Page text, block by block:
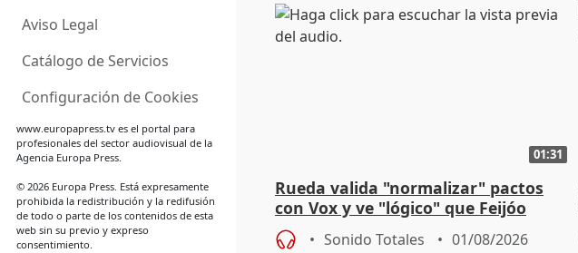
Aviso Legal
Catálogo de Servicios
Configuración de Cookies
www.europapress.tves el portal para
profesionales del sector audiovisual de la
Agencia Europa Press.
© 2026 Europa Press. Está expresamente
prohibida la redistribución y la redifusión
de todo o parte de los contenidos de esta
web sin su previo y expreso
consentimiento.
01:31
Rueda valida "normalizar" pactos
con Vox y ve "lógico" que Feijóo
busque "mayorías"
Sonido Totales 01/08/2026